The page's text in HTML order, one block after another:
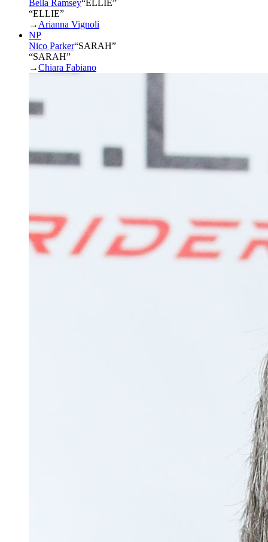
Bella Ramsey“ELLIE”
“ELLIE”
→ Arianna Vignoli
NP
Nico Parker“SARAH”
“SARAH”
→Chiara Fabiano